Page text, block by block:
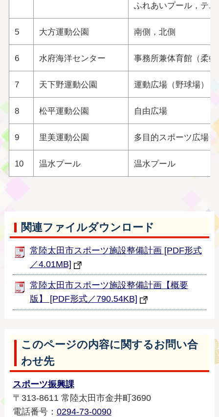
ふれあいプール，テ
5 大方運動公園 南側，北側
6 水府海洋センター 事務所兼体育館（柔
7 天下野運動公園 運動広場（野球場）
8 松平運動公園 自由広場
9 里美運動公園 多目的スポーツ広場
10 温水プール 温水プール
関連ファイルダウンロード
常陸太田市スポーツ施設整備計画 [PDF形式
／4.01MB]
常陸太田市スポーツ施設整備計画【概要
版】 [PDF形式／790.54KB]
このページの内容に関するお問い合
わせ先
スポーツ振興課
〒313-8611 常陸太田市金井町3690
電話番号： 0294-73-0090